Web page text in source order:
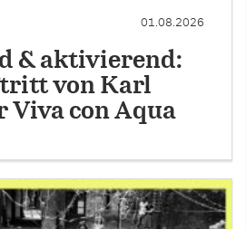
01.08.2026
& aktivierend:
von Karl
Viva con Aqua